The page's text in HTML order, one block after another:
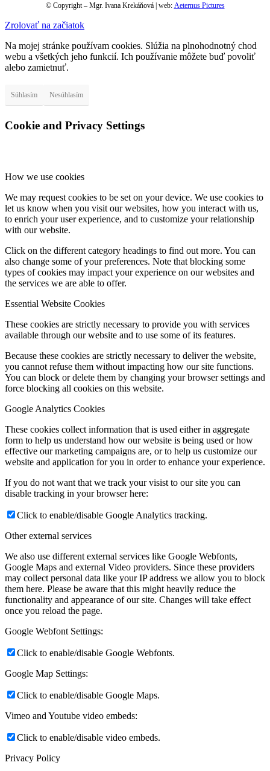
© Copyright – Mgr. Ivana Krekáňová | web: Aeternus Pictures
Zrolovať na začiatok
Na mojej stránke používam cookies. Slúžia na plnohodnotný chod
webu a všetkých jeho funkcií. Ich používanie môžete buď povoliť
alebo zamietnuť.
Súhlasím Nesúhlasím
Cookie and Privacy Settings
How we use cookies
We may request cookies to be set on your device. We use cookies to
let us know when you visit our websites, how you interact with us,
to enrich your user experience, and to customize your relationship
with our website.
Click on the different category headings to find out more. You can
also change some of your preferences. Note that blocking some
types of cookies may impact your experience on our websites and
the services we are able to offer.
Essential Website Cookies
These cookies are strictly necessary to provide you with services
available through our website and to use some of its features.
Because these cookies are strictly necessary to deliver the website,
you cannot refuse them without impacting how our site functions.
You can block or delete them by changing your browser settings and
force blocking all cookies on this website.
Google Analytics Cookies
These cookies collect information that is used either in aggregate
form to help us understand how our website is being used or how
effective our marketing campaigns are, or to help us customize our
website and application for you in order to enhance your experience.
If you do not want that we track your visist to our site you can
disable tracking in your browser here:
Click to enable/disable Google Analytics tracking.
Other external services
We also use different external services like Google Webfonts,
Google Maps and external Video providers. Since these providers
may collect personal data like your IP address we allow you to block
them here. Please be aware that this might heavily reduce the
functionality and appearance of our site. Changes will take effect
once you reload the page.
Google Webfont Settings:
Click to enable/disable Google Webfonts.
Google Map Settings:
Click to enable/disable Google Maps.
Vimeo and Youtube video embeds:
Click to enable/disable video embeds.
Privacy Policy